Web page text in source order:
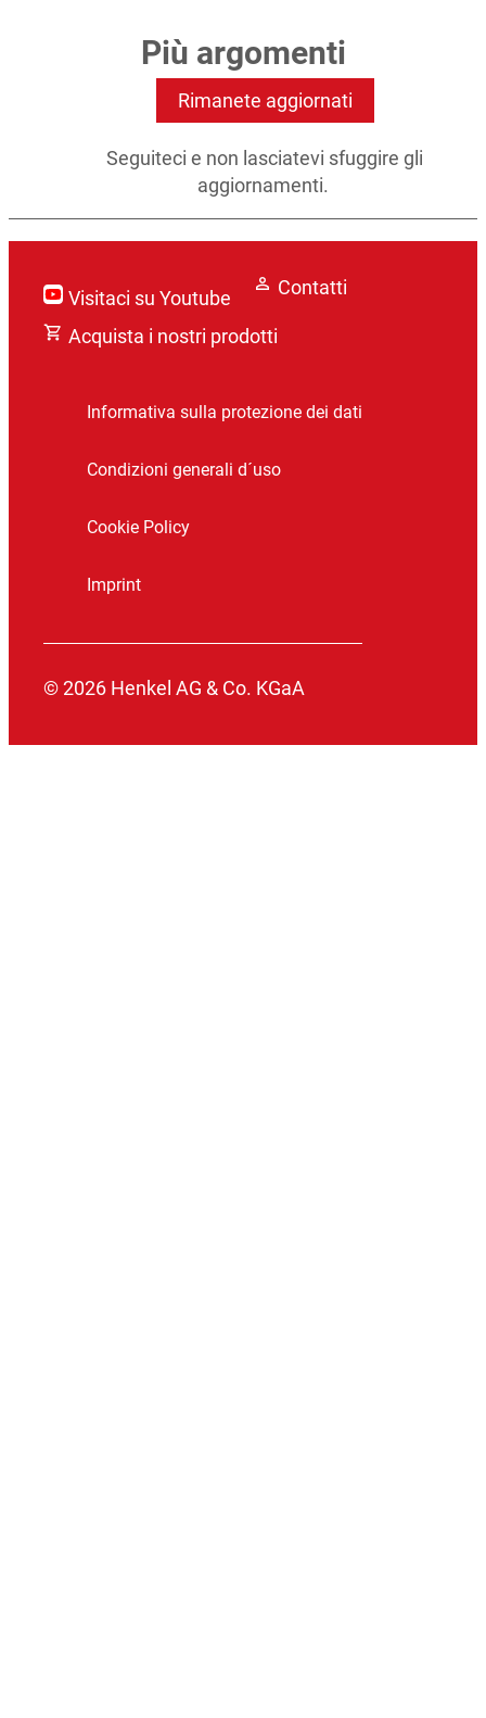
Più argomenti
Rimanete aggiornati
Seguiteci e non lasciatevi sfuggire gli
aggiornamenti.
Visitaci su Youtube Contatti
Acquista i nostri prodotti
Informativa sulla protezione dei dati
Condizioni generali d´uso
Cookie Policy
Imprint
© 2026 Henkel AG & Co. KGaA